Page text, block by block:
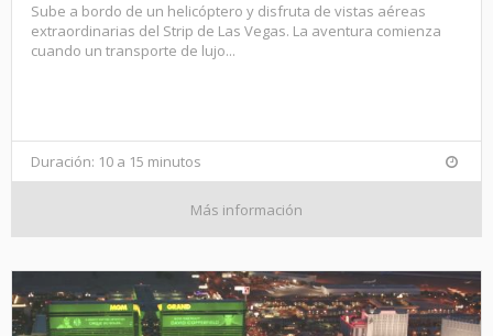
Sube a bordo de un helicóptero y disfruta de vistas aéreas
extraordinarias del Strip de Las Vegas. La aventura comienza
cuando un transporte de lujo...
Duración: 10 a 15 minutos
Más información